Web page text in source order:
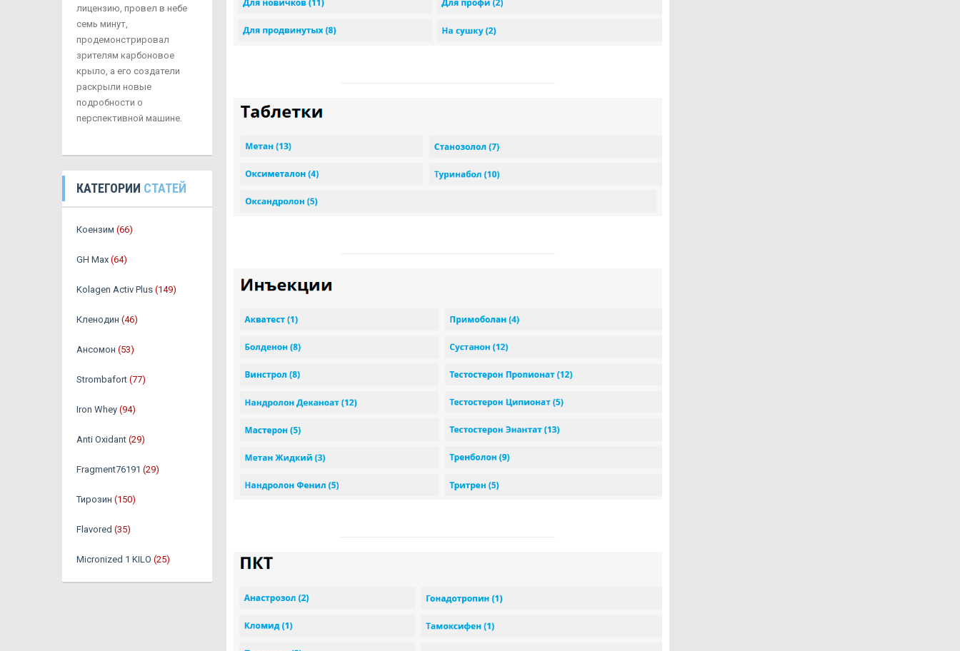
лицензию, провел в небе
семь минут,
продемонстрировал
зрителям карбоновое
крыло, а его создатели
раскрыли новые
подробности о
перспективной машине.
КАТЕГОРИИ СТАТЕЙ
Коензим (66)
GH Max (64)
Kolagen Activ Plus (149)
Кленодин (46)
Ансомон (53)
Strombafort (77)
Iron Whey (94)
Anti Oxidant (29)
Fragment76191 (29)
Тирозин (150)
Flavored (35)
Micronized 1 KILO (25)